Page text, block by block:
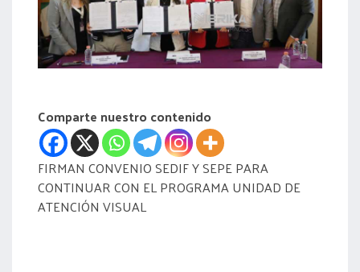
Comparte nuestro contenido
FIRMAN CONVENIO SEDIF Y SEPE PARA
CONTINUAR CON EL PROGRAMA UNIDAD DE
ATENCIÓN VISUAL
acreditación